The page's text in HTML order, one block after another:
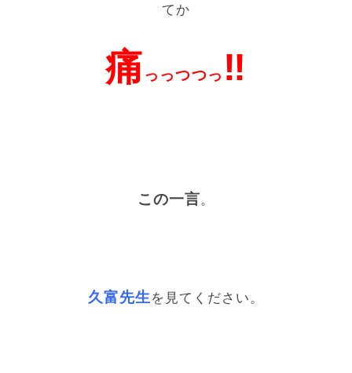
てか
痛っっつつっ ‼
この一言。
久富先生 を見てください。